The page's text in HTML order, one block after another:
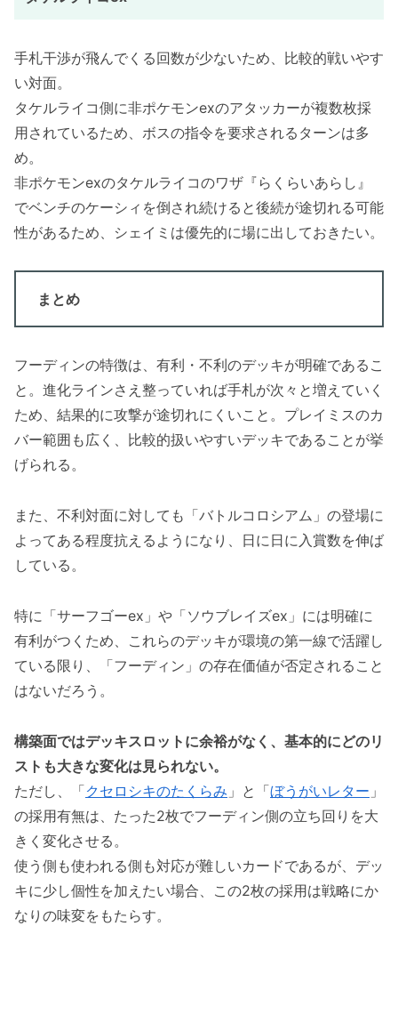
手札干渉が飛んでくる回数が少ないため、比較的戦いやす
い対面。
タケルライコ側に非ポケモンexのアタッカーが複数枚採
用されているため、ボスの指令を要求されるターンは多
め。
非ポケモンexのタケルライコのワザ『らくらいあらし』
でベンチのケーシィを倒され続けると後続が途切れる可能
性があるため、シェイミは優先的に場に出しておきたい。
まとめ
フーディンの特徴は、有利・不利のデッキが明確であるこ
と。進化ラインさえ整っていれば手札が次々と増えていく
ため、結果的に攻撃が途切れにくいこと。プレイミスのカ
バー範囲も広く、比較的扱いやすいデッキであることが挙
げられる。
また、不利対面に対しても「バトルコロシアム」の登場に
よってある程度抗えるようになり、日に日に入賞数を伸ば
している。
特に「サーフゴーex」や「ソウブレイズex」には明確に
有利がつくため、これらのデッキが環境の第一線で活躍し
ている限り、「フーディン」の存在価値が否定されること
はないだろう。
構築面ではデッキスロットに余裕がなく、基本的にどのリ
ストも大きな変化は見られない。
ただし、「クセロシキのたくらみ 」と「ぼうがいレター 」
の採用有無は、たった2枚でフーディン側の立ち回りを大
きく変化させる。
使う側も使われる側も対応が難しいカードであるが、デッ
キに少し個性を加えたい場合、この2枚の採用は戦略にか
なりの味変をもたらす。